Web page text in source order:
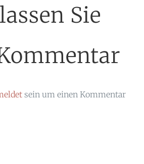
Sie
sein um einen Kommentar